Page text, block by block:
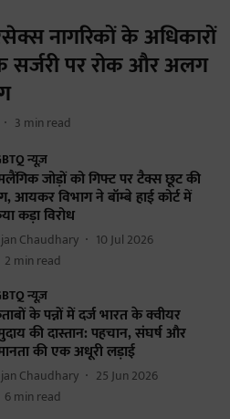
नागरिकों के अधिकारों
सर्जरी पर रोक और अलग
3 min read
न्यूज़
जोड़ों को गिफ्ट पर टैक्स छूट की
आयकर विभाग ने बॉम्बे हाई कोर्ट में
कड़ा विरोध
Chaudhary
10 Jul 2026
2 min read
न्यूज़
के पन्नों में दर्ज भारत के क्वीयर
की दास्तान: पहचान, संघर्ष और
की एक अधूरी लड़ाई
Chaudhary
25 Jun 2026
6min read